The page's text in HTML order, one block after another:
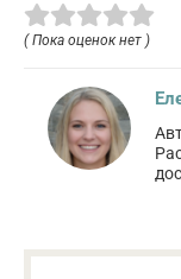
( Пока оценок нет )